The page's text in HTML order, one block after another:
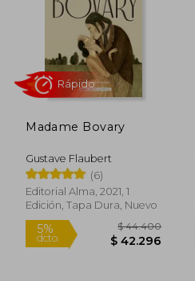
8%
$ 11.072
Madame Bovary
Gustave Flaubert
(6)
Editorial Alma, 2021, 1
Edición, Tapa Dura, Nuevo